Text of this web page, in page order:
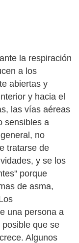
la respiración
a los
abiertas y
y hacia el
las vías aéreas
sensibles a
no
tratarse de
y se los
porque
de asma,
una persona a
que se
Algunos